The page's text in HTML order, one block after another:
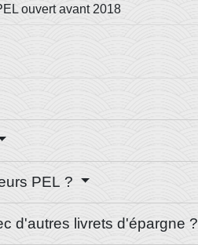
ouvert avant 2018
PEL ?
d'autres livrets d'épargne ?